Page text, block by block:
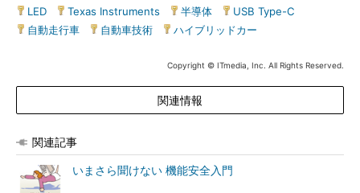
LED Texas Instruments 半導体 USB Type-C
自動走行車
自動車技術 ハイブリッドカー
Copyright © ITmedia, Inc. All Rights Reserved.
関連情報
関連記事
いまさら聞けない 機能安全入門